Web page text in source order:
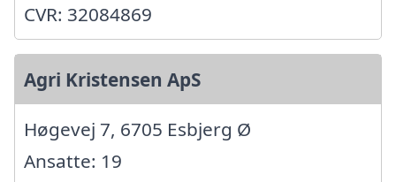
CVR: 32084869
Agri Kristensen ApS
Høgevej 7, 6705 Esbjerg Ø
Ansatte: 19